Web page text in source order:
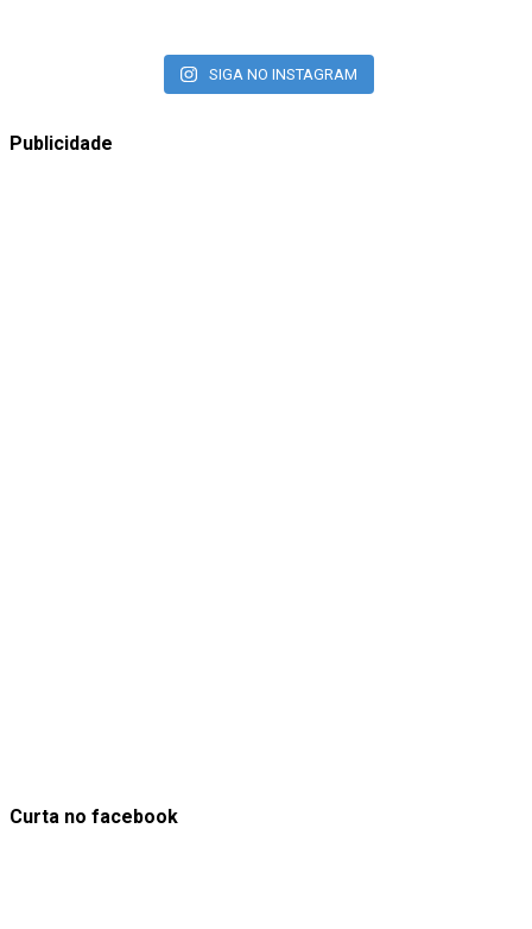
SIGA NO INSTAGRAM
Publicidade
Curta no facebook